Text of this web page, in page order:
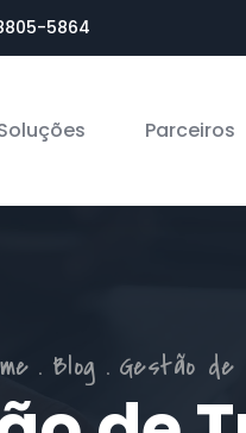
5864
Parceiros
Blog Gestão